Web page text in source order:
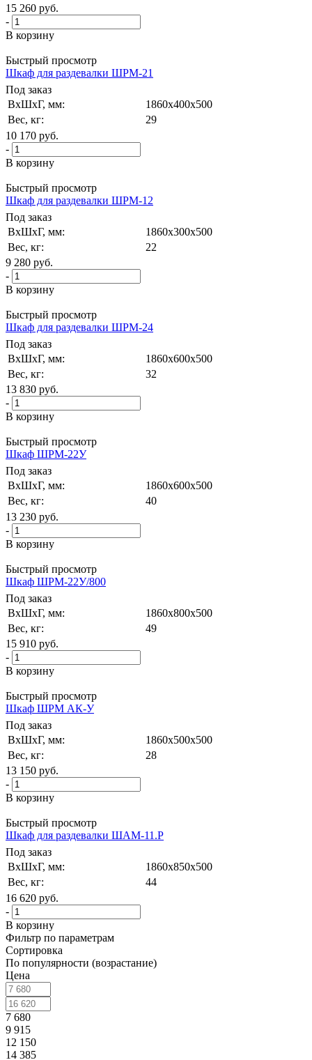
15 260 руб.
-
В корзину
Быстрый просмотр
Шкаф для раздевалки ШРМ-21
Под заказ
ВxШxГ, мм:
1860x400x500
Вес, кг:
29
10 170 руб.
-
В корзину
Быстрый просмотр
Шкаф для раздевалки ШРМ-12
Под заказ
ВxШxГ, мм:
1860x300x500
Вес, кг:
22
9 280 руб.
-
В корзину
Быстрый просмотр
Шкаф для раздевалки ШРМ-24
Под заказ
ВxШxГ, мм:
1860x600x500
Вес, кг:
32
13 830 руб.
-
В корзину
Быстрый просмотр
Шкаф ШРМ-22У
Под заказ
ВxШxГ, мм:
1860x600x500
Вес, кг:
40
13 230 руб.
-
В корзину
Быстрый просмотр
Шкаф ШРМ-22У/800
Под заказ
ВxШxГ, мм:
1860x800x500
Вес, кг:
49
15 910 руб.
-
В корзину
Быстрый просмотр
Шкаф ШРМ АК-У
Под заказ
ВxШxГ, мм:
1860x500x500
Вес, кг:
28
13 150 руб.
-
В корзину
Быстрый просмотр
Шкаф для раздевалки ШАМ-11.Р
Под заказ
ВxШxГ, мм:
1860x850x500
Вес, кг:
44
16 620 руб.
-
В корзину
Фильтр по параметрам
Сортировка
По популярности (возрастание)
Цена
7 680
9 915
12 150
14 385